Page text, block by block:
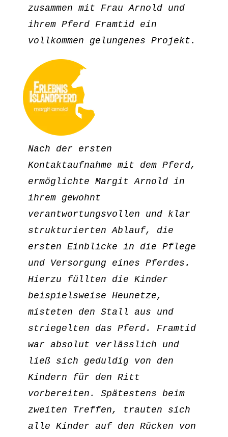
zusammen mit Frau Arnold und
ihrem Pferd Framtid ein
vollkommen gelungenes Projekt.
Nach der ersten
Kontaktaufnahme mit dem Pferd,
ermöglichte Margit Arnold in
ihrem gewohnt
verantwortungsvollen und klar
strukturierten Ablauf, die
ersten Einblicke in die Pflege
und Versorgung eines Pferdes.
Hierzu füllten die Kinder
beispielsweise Heunetze,
misteten den Stall aus und
striegelten das Pferd. Framtid
war absolut verlässlich und
ließ sich geduldig von den
Kindern für den Ritt
vorbereiten. Spätestens beim
zweiten Treffen, trauten sich
alle Kinder auf den Rücken von